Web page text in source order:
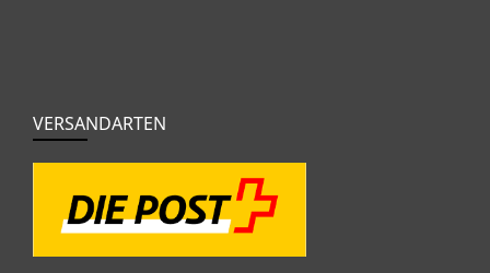
VERSANDARTEN